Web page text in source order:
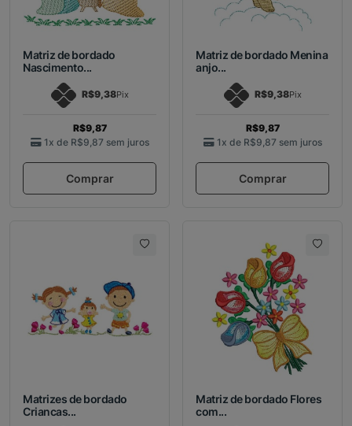
Matriz de bordado
Nascimento...
R$9,38Pix
R$9,87
1x de R$9,87 sem juros
Comprar
Matriz de bordado Menina
anjo...
R$9,38Pix
R$9,87
1x de R$9,87 sem juros
Comprar
Matrizes de bordado
Criancas...
Matriz de bordado Flores
com...